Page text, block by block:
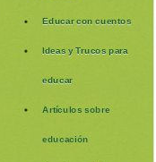
Educar con cuentos
Ideas y Trucos para
educar
Artículos sobre
educación